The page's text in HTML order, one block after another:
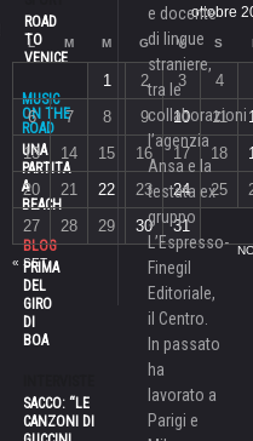
ROAD
TO
VENICE
MUSIC
ON THE
ROAD
UNA
PARTITA
A
BEACH
BLOG
PRIMA
DEL
GIRO
DI
BOA
SACCO: “LE
CANZONI DI
ottobre
L M M G V S
« SET
1 2 3 4
6
7 8 9 10 11
13
14 15 16 17 18
20
21 22 23 24 25
27
28 29 30 31
e docente
di lingue
straniere,
tra le
collaborazioni
l’agenzia
Ansa e la
testata ex
gruppo
L’Espresso-
Finegil
Editoriale,
il Centro.
In passato
ha
lavorato a
Parigi e